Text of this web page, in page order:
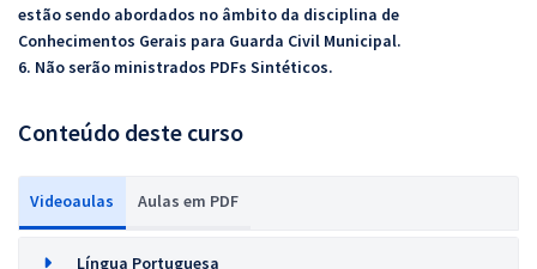
estão sendo abordados no âmbito da disciplina de
Conhecimentos Gerais para Guarda Civil Municipal.
6. Não serão ministrados PDFs Sintéticos.
Conteúdo deste curso
Videoaulas Aulas em PDF
Língua Portuguesa